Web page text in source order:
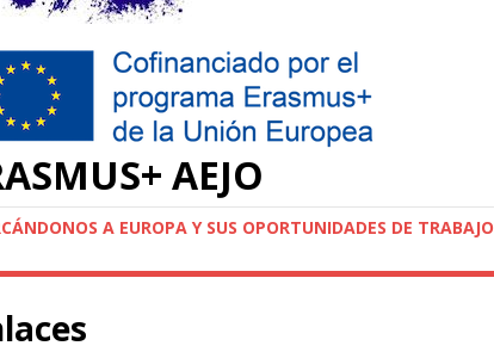
AEJO
A EUROPA Y SUS OPORTUNIDADES DE TRABAJO